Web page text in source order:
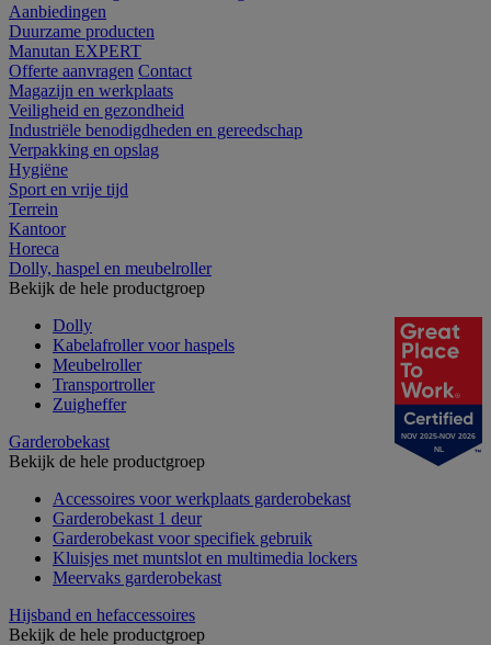
Aanbiedingen
Duurzame producten
Manutan EXPERT
Offerte aanvragen Contact
Magazijn en werkplaats
Veiligheid en gezondheid
Industriële benodigdheden en gereedschap
Verpakking en opslag
Hygiëne
Sport en vrije tijd
Terrein
Kantoor
Horeca
Dolly, haspel en meubelroller
Bekijk de hele productgroep
Dolly
Kabelafroller voor haspels
Meubelroller
Transportroller
Zuigheffer
Garderobekast
Bekijk de hele productgroep
Accessoires voor werkplaats garderobekast
Garderobekast 1 deur
Garderobekast voor specifiek gebruik
Kluisjes met muntslot en multimedia lockers
Meervaks garderobekast
Hijsband en hefaccessoires
Bekijk de hele productgroep
NOV 2025-NOV 2026
NL